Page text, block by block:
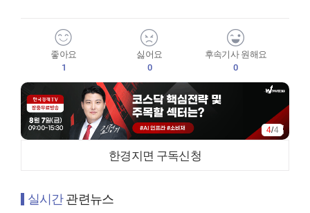
좋아요
1
싫어요
0
후속기사 원해요
0
4/4
한경지면 구독신청
실시간관련뉴스